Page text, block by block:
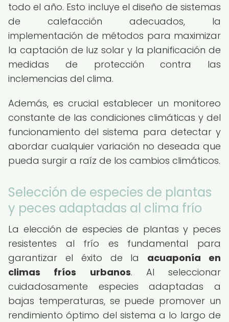
todo el año. Esto incluye el diseño de sistemas
de calefacción adecuados, la
implementación de métodos para maximizar
la captación de luz solar y la planificación de
medidas de protección contra las
inclemencias del clima.
Además, es crucial establecer un monitoreo
constante de las condiciones climáticas y del
funcionamiento del sistema para detectar y
abordar cualquier variación no deseada que
pueda surgir a raíz de los cambios climáticos.
Selección de especies de plantas
y peces adaptadas al clima frío
La elección de especies de plantas y peces
resistentes al frío es fundamental para
garantizar el éxito de la acuaponía en
climas fríos urbanos. Al seleccionar
cuidadosamente especies adaptadas a
bajas temperaturas, se puede promover un
rendimiento óptimo del sistema a lo largo de